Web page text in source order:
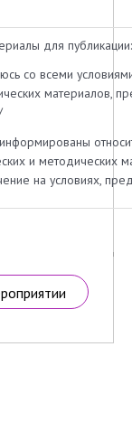
для публикации:
со всеми
материалов,
и методических
на условиях,